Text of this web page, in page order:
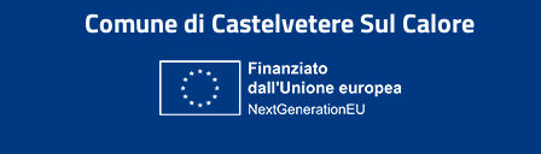
Comune di Castelvetere Sul Calore